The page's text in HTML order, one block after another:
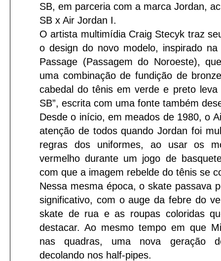
SB, em parceria com a marca Jordan,
SB x Air Jordan I.
O artista multimídia Craig Stecyk traz
o design do novo modelo, inspirado
Passage (Passagem do Noroeste),
uma combinação de fundição de
cabedal do tênis em verde e preto leva
SB”, escrita com uma fonte também
Desde o início, em meados de 1980, o
atenção de todos quando Jordan foi
regras dos uniformes, ao usar os
vermelho durante um jogo de
com que a imagem rebelde do tênis se
Nessa mesma época, o skate passava
significativo, com o auge da febre do
skate de rua e as roupas coloridas
destacar. Ao mesmo tempo em que
nas quadras, uma nova geração
decolando nos half-pipes.